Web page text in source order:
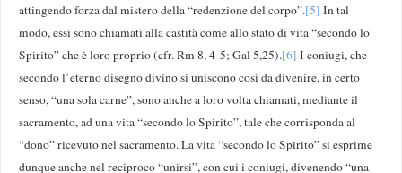
attingendo forza dal mistero della “redenzione del corpo”.[5] In tal
modo, essi sono chiamati alla castità come allo stato di vita “secondo lo
Spirito” che è loro proprio (cfr. Rm 8, 4-5; Gal 5,25).[6] I coniugi, che
secondo l’eterno disegno divino si uniscono così da divenire, in certo
senso, “una sola carne”, sono anche a loro volta chiamati, mediante il
sacramento, ad una vita “secondo lo Spirito”, tale che corrisponda al
“dono” ricevuto nel sacramento. La vita “secondo lo Spirito” si esprime
dunque anche nel reciproco “unirsi”, con cui i coniugi, divenendo “una